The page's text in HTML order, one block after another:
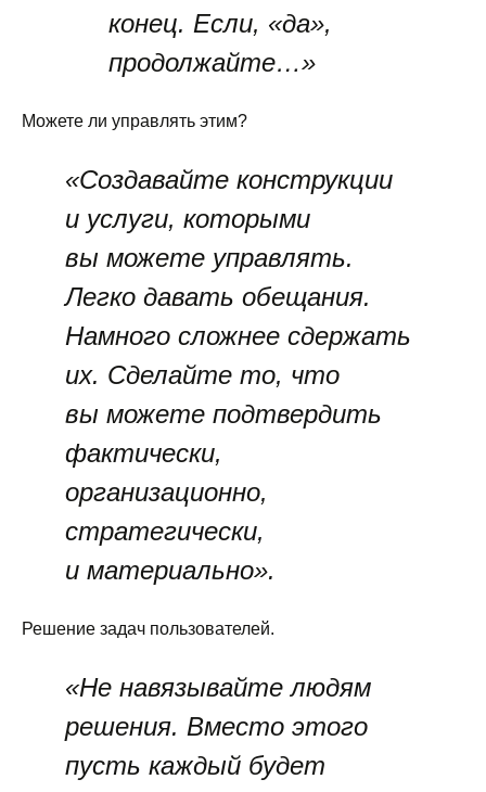
конец. Если, «да»,
продолжайте…»
Можете ли управлять этим?
«Создавайте конструкции
и услуги, которыми
вы можете управлять.
Легко давать обещания.
Намного сложнее сдержать
их. Сделайте то, что
вы можете подтвердить
фактически,
организационно,
стратегически,
и материально».
Решение задач пользователей.
«Не навязывайте людям
решения. Вместо этого
пусть каждый будет